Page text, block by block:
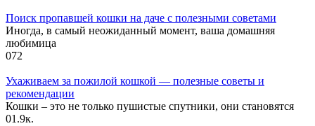
Поиск пропавшей кошки на даче с полезными советами
Иногда, в самый неожиданный момент, ваша домашняя
любимица
072
Ухаживаем за пожилой кошкой — полезные советы и
рекомендации
Кошки – это не только пушистые спутники, они становятся
01.9к.